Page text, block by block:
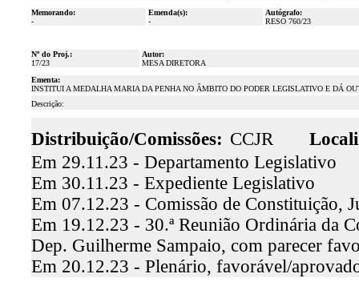
Memorando:
-
Emenda(s):
-
Autógrafo:
RESO 760/23
Nº do Proj.:
17/23
Autor:
MESA DIRETORA
Ementa:
INSTITUI A MEDALHA MARIA DA PENHA NO ÂMBITO DO PODER LEGISLATIVO E DÁ
Descrição:
Distribuição/Comissões: CCJR
Em 29.11.23 - Departamento Legislativo
Em 30.11.23 - Expediente Legislativo
Em 07.12.23 - Comissão de Constituição,
Em 19.12.23 - 30.ª Reunião Ordinária da
Dep. Guilherme Sampaio, com parecer
Em 20.12.23 - Plenário, favorável/